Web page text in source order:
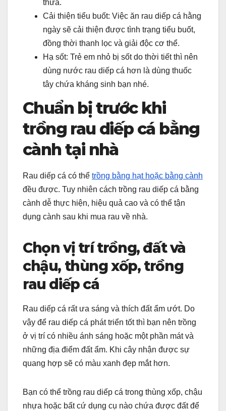
thừa.
Cải thiện tiểu buốt: Việc ăn rau diếp cá hằng
ngày sẽ cải thiện được tình trạng tiểu buốt,
đồng thời thanh lọc và giải độc cơ thể.
Hạ sốt: Trẻ em nhỏ bị sốt do thời tiết thì nên
dùng nước rau diếp cá hơn là dùng thuốc
tây chứa kháng sinh bạn nhé.
Chuẩn bị trước khi
trồng rau diếp cá bằng
cành tại nhà
Rau diếp cá có thể trồng bằng hạt hoặc bằng cành
đều được. Tuy nhiên cách trồng rau diếp cá bằng
cành dễ thực hiện, hiệu quả cao và có thể tận
dụng cành sau khi mua rau về nhà.
Chọn vị trí trồng, đất và
chậu, thùng xốp, trồng
rau diếp cá
Rau diếp cá rất ưa sáng và thích đất ẩm ướt. Do
vậy để rau diếp cá phát triển tốt thì bạn nên trồng
ở vị trí có nhiều ánh sáng hoặc một phần mát và
những địa điểm đất ẩm. Khi cây nhận được sự
quang hợp sẽ có màu xanh đẹp mắt hơn.
Bạn có thể trồng rau diếp cá trong thùng xốp, chậu
nhựa hoặc bất cứ dụng cụ nào chứa được đất để